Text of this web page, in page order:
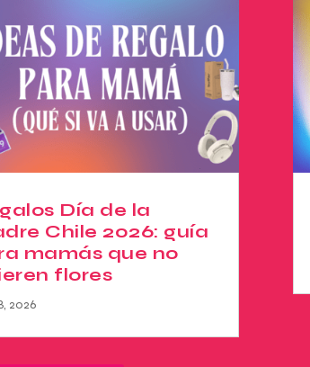
Día de la
Chile 2026: guía
mamás que no
flores
2026